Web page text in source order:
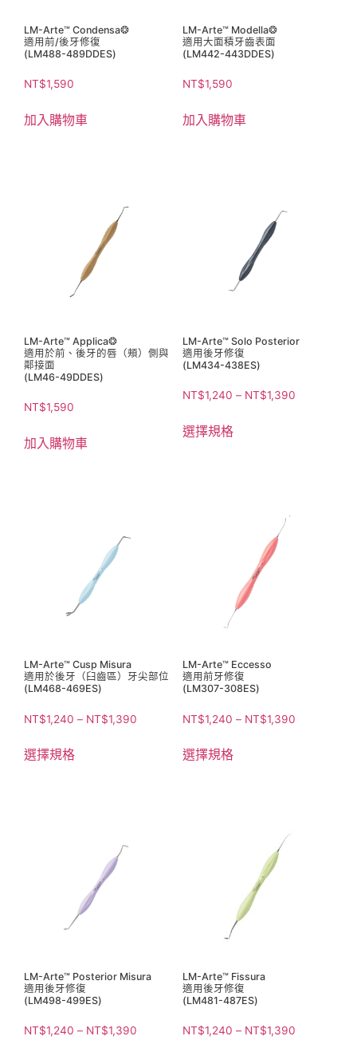
LM-Arte™ Condensa❂
適用前/後牙修復
(LM488-489DDES)
NT$1,590
加入購物車
LM-Arte™ Modella❂
適用大面積牙齒表面
(LM442-443DDES)
NT$1,590
加入購物車
LM-Arte™ Applica❂
適用於前、後牙的唇（頰）側與
鄰接面
(LM46-49DDES)
NT$1,590
加入購物車
LM-Arte™ Solo Posterior
適用後牙修復
(LM434-438ES)
NT$1,240 – NT$1,390
選擇規格
LM-Arte™ Cusp Misura
適用於後牙（臼齒區）牙尖部位
(LM468-469ES)
NT$1,240 – NT$1,390
選擇規格
LM-Arte™ Eccesso
適用前牙修復
(LM307-308ES)
NT$1,240 – NT$1,390
選擇規格
LM-Arte™ Posterior Misura
適用後牙修復
(LM498-499ES)
NT$1,240 – NT$1,390
LM-Arte™ Fissura
適用後牙修復
(LM481-487ES)
NT$1,240 – NT$1,390